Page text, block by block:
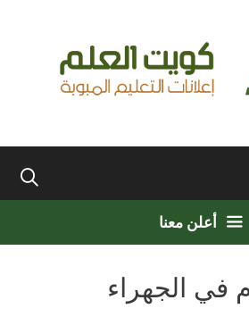
أعلن معنا
الجهراء